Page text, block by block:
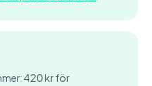
420 kr för